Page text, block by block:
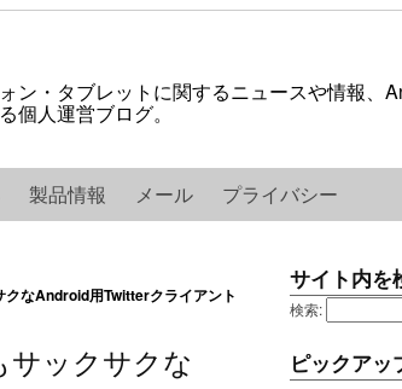
ン・タブレットに関するニュースや情報、
個人運営ブログ。
製品情報 メール プライバシー
なAndroid用Twitterクライアント
サックサクな
サイト内を
検索:
ピックアッ